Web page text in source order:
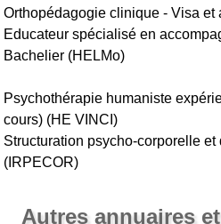
Orthopédagogie clinique - Visa et
Educateur spécialisé en
Bachelier (HELMo)
Psychothérapie humaniste
cours) (HE VINCI)
Structuration psycho-corporelle
(IRPECOR)
Autres annuaires